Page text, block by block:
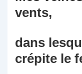
vents,
dans
crépite le